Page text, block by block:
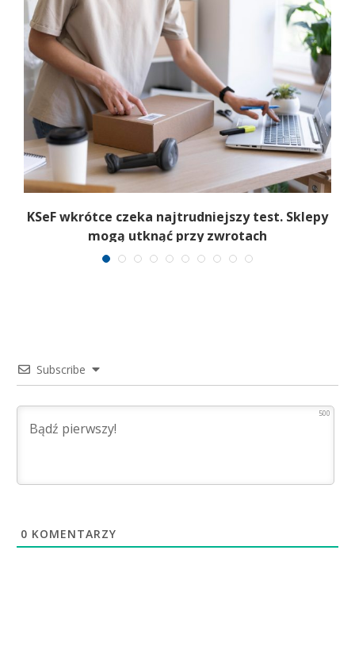
KSeF wkrótce czeka najtrudniejszy test. Sklepy
mogą utknąć przy zwrotach
Subscribe
500
0 KOMENTARZY